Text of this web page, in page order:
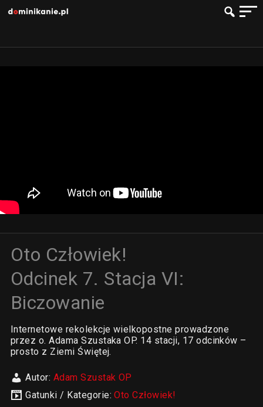
Oto Człowiek!
Odcinek 7. Stacja VI:
Biczowanie
Internetowe rekolekcje wielkopostne prowadzone
przez o. Adama Szustaka OP. 14 stacji, 17 odcinków –
prosto z Ziemi Świętej.
Autor: Adam Szustak OP
Gatunki / Kategorie:Oto Człowiek!